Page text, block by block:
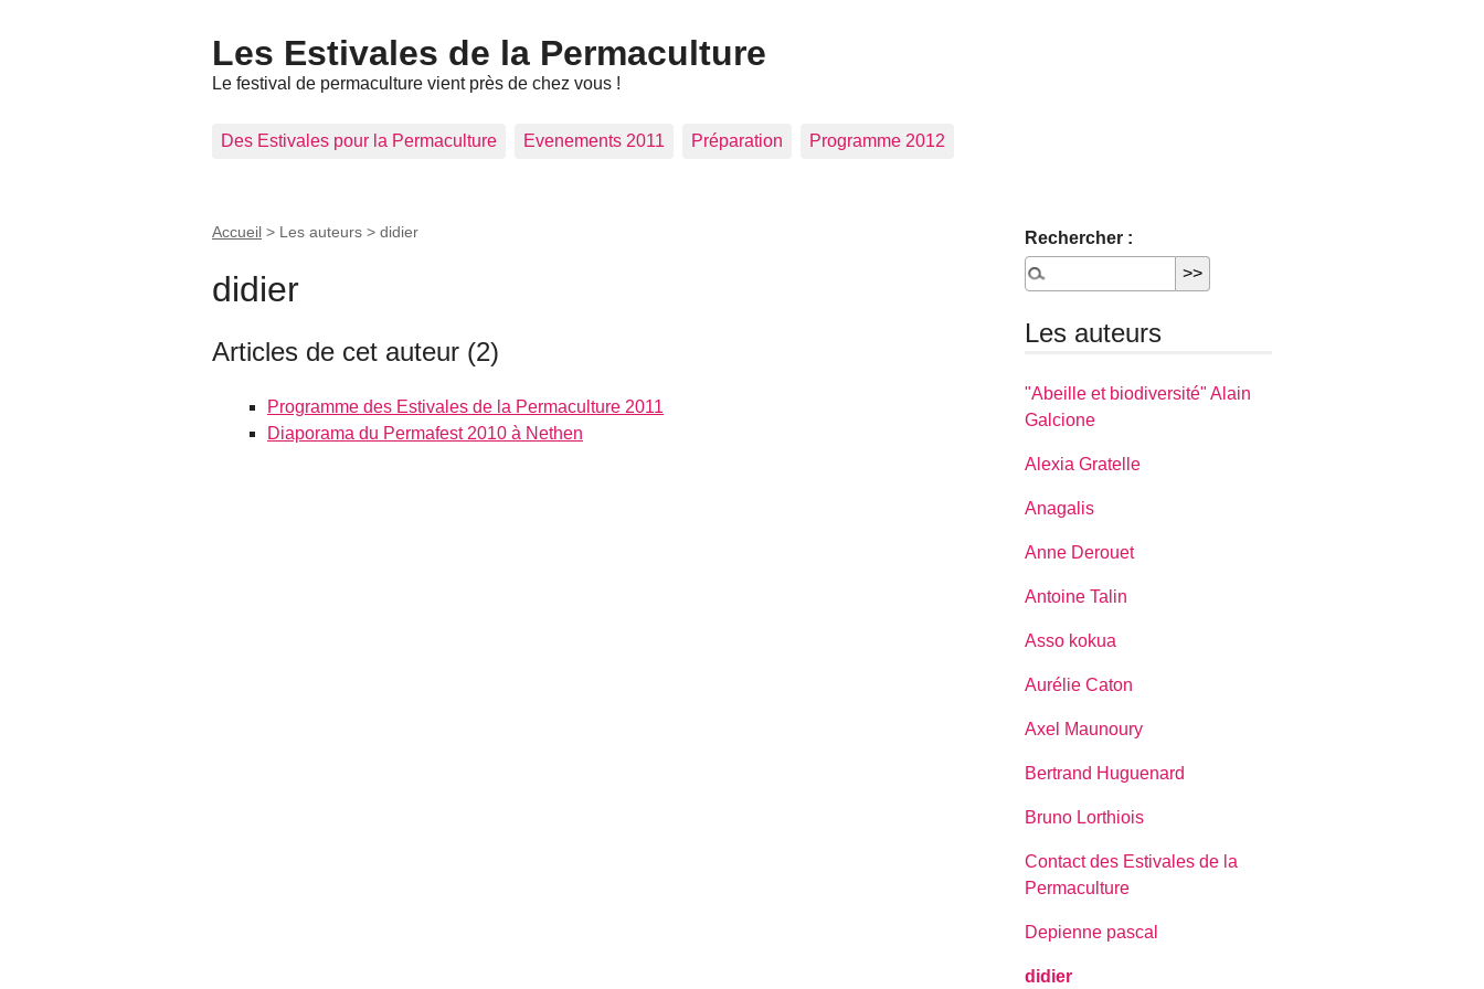
Les Estivales de la Permaculture
Le festival de permaculture vient près de chez vous !
Des Estivales pour la Permaculture Evenements 2011 Préparation Programme 2012
Accueil > Les auteurs > didier
didier
Articles de cet auteur (2)
Programme des Estivales de la Permaculture 2011
Diaporama du Permafest 2010 à Nethen
Rechercher :
Les auteurs
"Abeille et biodiversité" Alain
Galcione
Alexia Gratelle
Anagalis
Anne Derouet
Antoine Talin
Asso kokua
Aurélie Caton
Axel Maunoury
Bertrand Huguenard
Bruno Lorthiois
Contact des Estivales de la
Permaculture
Depienne pascal
didier